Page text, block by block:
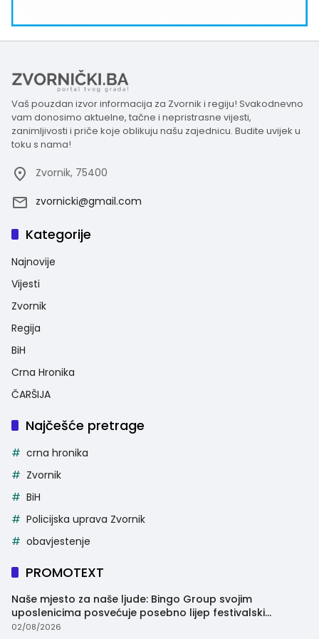
Vaš pouzdan izvor informacija za Zvornik i regiju! Svakodnevno
vam donosimo aktuelne, tačne i nepristrasne vijesti,
zanimljivosti i priče koje oblikuju našu zajednicu. Budite uvijek u
toku s nama!
Zvornik, 75400
zvornicki@gmail.com
Kategorije
Najnovije
Vijesti
Zvornik
Regija
BiH
Crna Hronika
ČARŠIJA
Najčešće pretrage
crna hronika
Zvornik
BiH
Policijska uprava Zvornik
obavjestenje
PROMOTEXT
Naše mjesto za naše ljude: Bingo Group svojim
uposlenicima posvećuje posebno lijep festivalski
trenutak
02/08/2026